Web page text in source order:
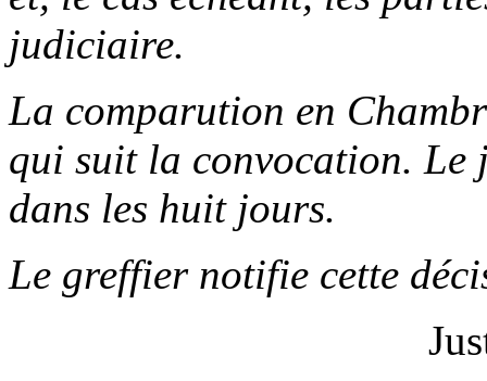
judiciaire.
La comparution en
qui suit la convocation. Le
dans les huit jours.
Le greffier notifie cette